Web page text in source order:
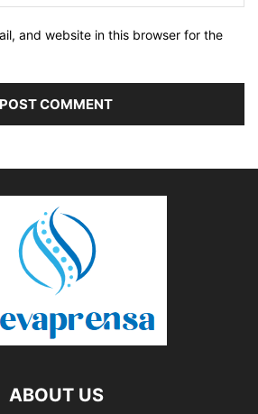
and website in this browser for the
ABOUT US